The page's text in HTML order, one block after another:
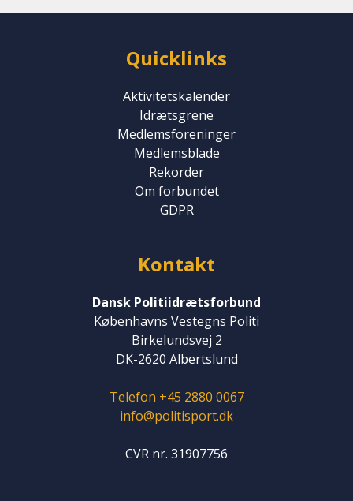
Quicklinks
Aktivitetskalender
Idrætsgrene
Medlemsforeninger
Medlemsblade
Rekorder
Om forbundet
GDPR
Kontakt
Dansk Politiidrætsforbund
Københavns Vestegns Politi
Birkelundsvej 2
DK-2620 Albertslund
Telefon +45 2880 0067
info@politisport.dk
CVR nr. 31907756